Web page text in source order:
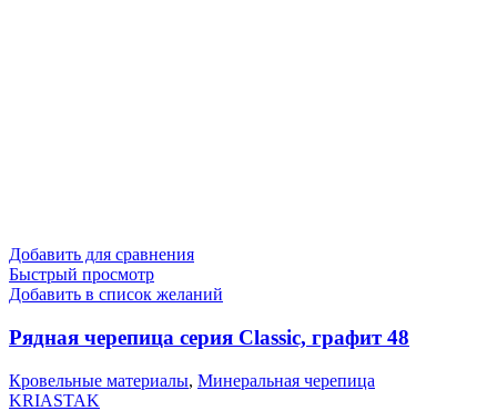
Добавить для сравнения
Быстрый просмотр
Добавить в список желаний
Рядная черепица серия Classic, графит 48
Кровельные материалы, Минеральная черепица
KRIASTAK